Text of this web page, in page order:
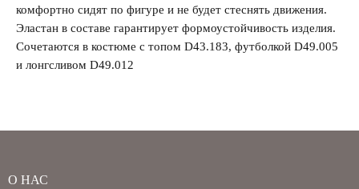
комфортно сидят по фигуре и не будет стеснять движения.
Эластан в составе гарантирует формоустойчивость изделия.
Сочетаются в костюме с топом D43.183, футболкой D49.005
и лонгсливом D49.012
О НАС